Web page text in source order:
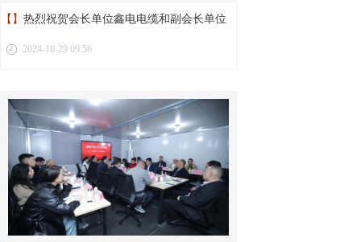
【】 热烈祝贺会长单位鑫电电缆和副会长单位
新蓉电缆荣获“成都工业精品”称号
2024-10-29 09:56